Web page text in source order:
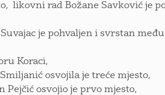
likovni rad Božane Savković je
je pohvaljen i svrstan
Koraci,
osvojila je treće mjesto,
Pejčić osvojio je prvo mjesto,